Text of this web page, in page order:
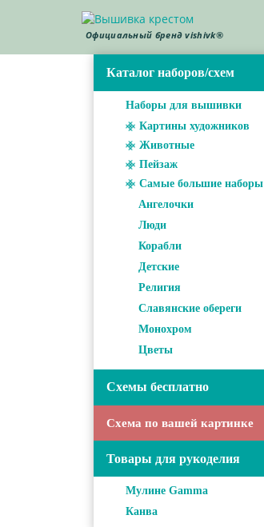
Официальный бренд vishivk®
Каталог наборов/схем
Наборы для вышивки
Картины художников
Животные
Пейзаж
Самые большие наборы
Ангелочки
Люди
Корабли
Детские
Религия
Славянские обереги
Монохром
Цветы
Схемы бесплатно
Схема по вашей картинке
Товары для рукоделия
Мулине Gamma
Канва